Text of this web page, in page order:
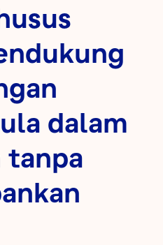
dalam
tanpa